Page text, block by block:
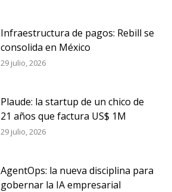
Infraestructura de pagos: Rebill se
consolida en México
29 julio, 2026
Plaude: la startup de un chico de
21 años que factura US$ 1M
29 julio, 2026
AgentOps: la nueva disciplina para
gobernar la IA empresarial